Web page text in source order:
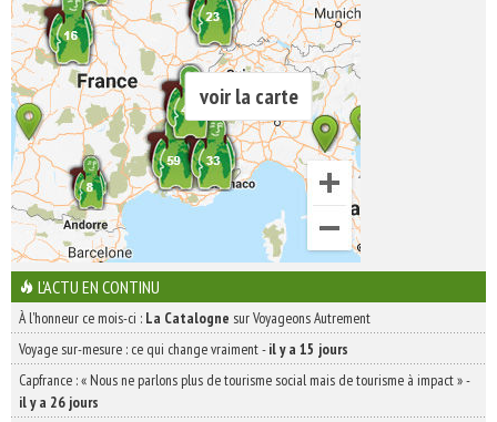
voir la carte
L'ACTU EN CONTINU
À l'honneur ce mois-ci : La Catalogne sur Voyageons Autrement
Voyage sur-mesure : ce qui change vraiment-il y a 15 jours
Capfrance : « Nous ne parlons plus de tourisme social mais de tourisme à impact »-
il y a 26 jours